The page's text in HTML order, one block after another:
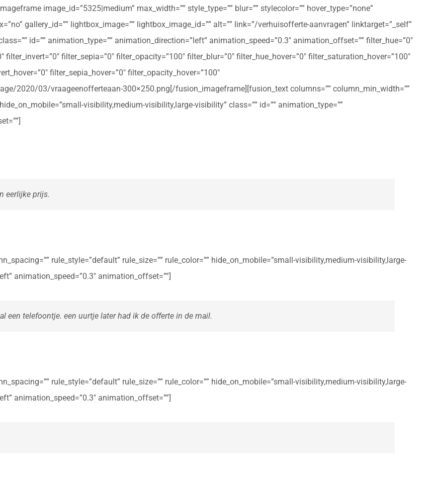
image_id=”5325|medium” max_width=”” style_type=”” blur=”” stylecolor=”” hover_type=”none”
gallery_id=”” lightbox_image=”” lightbox_image_id=”” alt=”” link=”/verhuisofferte-aanvragen” linktarget=”_self”
id=”” animation_type=”” animation_direction=”left” animation_speed=”0.3″ animation_offset=”” filter_hue=”0″
filter_sepia=”0″ filter_opacity=”100″ filter_blur=”0″ filter_hue_hover=”0″ filter_saturation_hover=”100″
filter_sepia_hover=”0″ filter_opacity_hover=”100″
2020/03/vraageenofferteaan-300×250.png[/fusion_imageframe][fusion_text columns=”” column_min_width=””
visibility,medium-visibility,large-visibility” class=”” id=”” animation_type=””
eerlijke prijs.
rule_style=”default” rule_size=”” rule_color=”” hide_on_mobile=”small-visibility,medium-visibility,large-
animation_speed=”0.3″ animation_offset=””]
een telefoontje. een uurtje later had ik de offerte in de mail.
rule_style=”default” rule_size=”” rule_color=”” hide_on_mobile=”small-visibility,medium-visibility,large-
animation_speed=”0.3″ animation_offset=””]